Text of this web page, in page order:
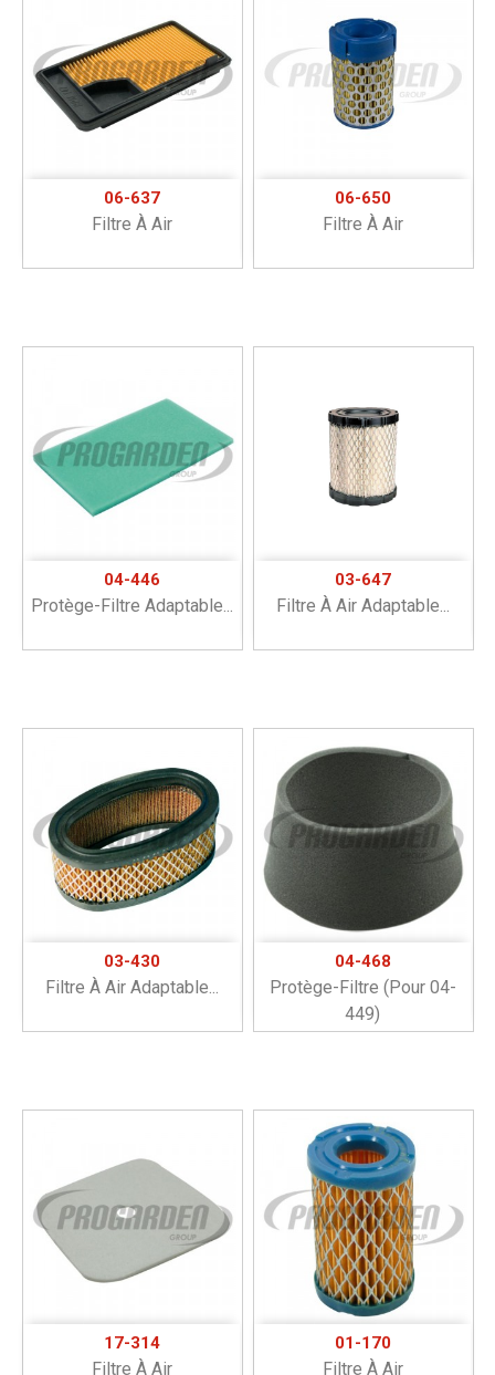
06-637
Filtre À Air
06-650
Filtre À Air
04-446
Protège-Filtre Adaptable...
03-647
Filtre À Air Adaptable...
03-430
Filtre À Air Adaptable...
04-468
Protège-Filtre (pour 04-
449)
17-314
Filtre À Air
01-170
Filtre À Air